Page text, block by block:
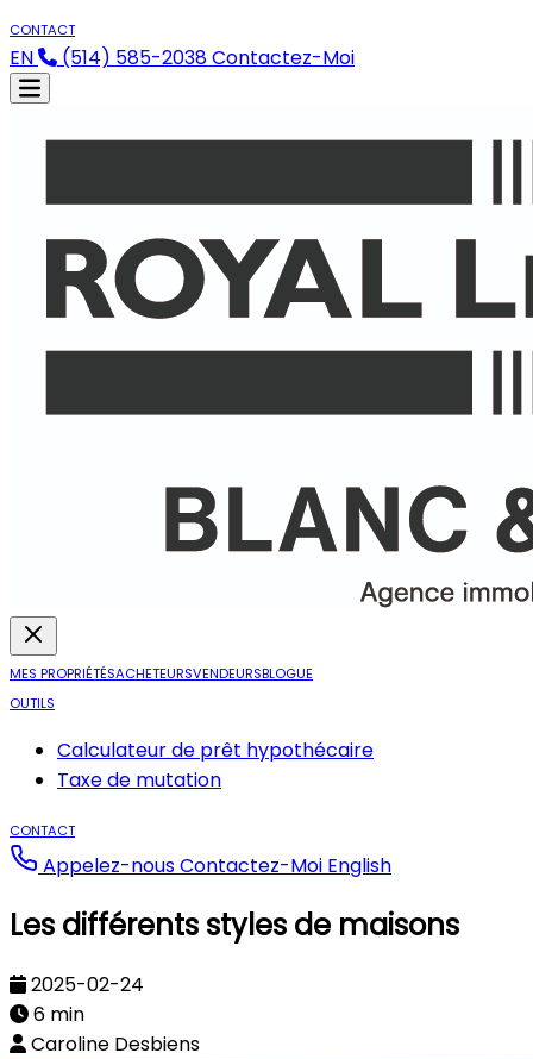
CONTACT
EN (514) 585-2038Contactez-Moi
MES PROPRIÉTÉSACHETEURSVENDEURSBLOGUE
OUTILS
Calculateur de prêt hypothécaire
Taxe de mutation
CONTACT
Appelez-nousContactez-Moi English
Les différents styles de maisons
2025-02-24
6 min
Caroline Desbiens